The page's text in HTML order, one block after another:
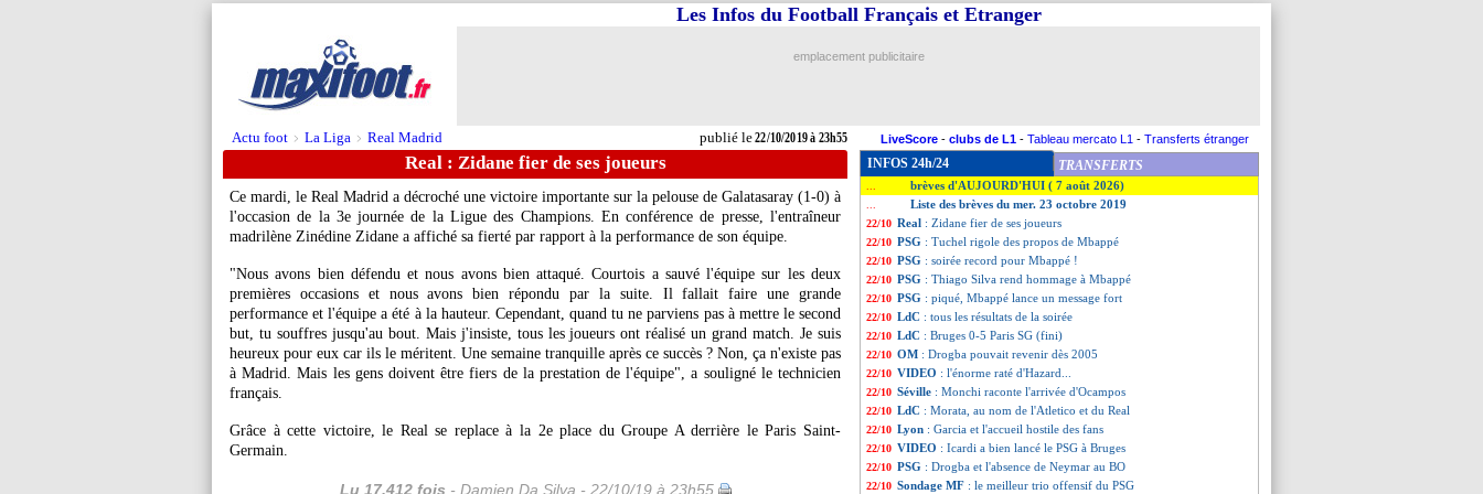
Actu foot > La Liga > Real Madrid publié le22/10/2019 à 23h55
Les Infos du Football Français et Etranger
emplacement publicitaire
LiveScore - clubs de L1 - Tableau mercato L1 - Transferts étranger
Real : Zidane fier de ses joueurs
Ce mardi, le Real Madrid a décroché une victoire importante sur la pelouse de Galatasaray (1-0) à
l'occasion de la 3e journée de la Ligue des Champions. En conférence de presse, l'entraîneur
madrilène Zinédine Zidane a affiché sa fierté par rapport à la performance de son équipe.
"Nous avons bien défendu et nous avons bien attaqué. Courtois a sauvé l'équipe sur les deux
premières occasions et nous avons bien répondu par la suite. Il fallait faire une grande
performance et l'équipe a été à la hauteur. Cependant, quand tu ne parviens pas à mettre le second
but, tu souffres jusqu'au bout. Mais j'insiste, tous les joueurs ont réalisé un grand match. Je suis
heureux pour eux car ils le méritent. Une semaine tranquille après ce succès ? Non, ça n'existe pas
à Madrid. Mais les gens doivent être fiers de la prestation de l'équipe", a souligné le technicien
français.
Grâce à cette victoire, le Real se replace à la 2e place du Groupe A derrière le Paris Saint-
Germain.
Lu 17.412 fois - Damien Da Silva - 22/10/19 à 23h55
INFOS 24h/24 TRANSFERTS
brèves d'AUJOURD'HUI ( 7 août 2026)
Liste des brèves du mer. 23 octobre 2019
22/10 Real : Zidane fier de ses joueurs
22/10 PSG : Tuchel rigole des propos de Mbappé
22/10 PSG : soirée record pour Mbappé !
22/10 PSG : Thiago Silva rend hommage à Mbappé
22/10 PSG : piqué, Mbappé lance un message fort
22/10 LdC : tous les résultats de la soirée
22/10 LdC : Bruges 0-5 Paris SG (fini)
22/10 OM : Drogba pouvait revenir dès 2005
22/10 VIDEO : l'énorme raté d'Hazard...
22/10 Séville : Monchi raconte l'arrivée d'Ocampos
22/10 LdC : Morata, au nom de l'Atletico et du Real
22/10 Lyon : Garcia et l'accueil hostile des fans
22/10 VIDEO : Icardi a bien lancé le PSG à Bruges
22/10 PSG : Drogba et l'absence de Neymar au BO
22/10 Sondage MF : le meilleur trio offensif du PSG